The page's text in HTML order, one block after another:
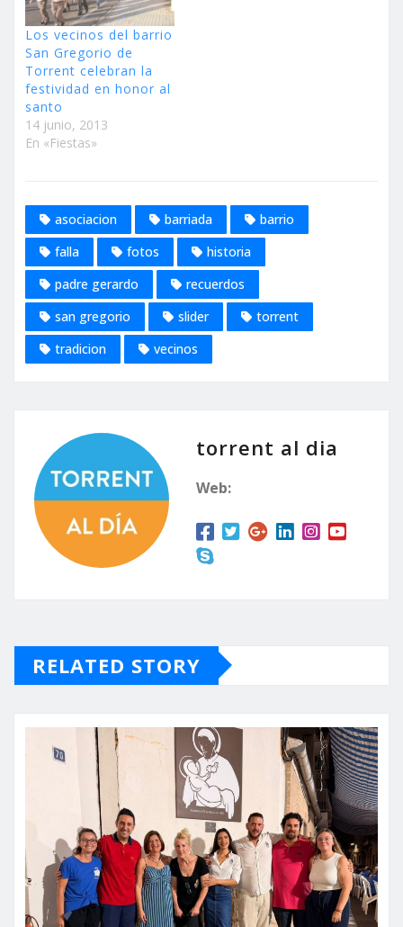
Los vecinos del barrio
San Gregorio de
Torrent celebran la
festividad en honor al
santo
14 junio, 2013
En «Fiestas»
asociacion barriada
barrio
falla
fotos
historia
padre gerardo
recuerdos
san gregorio
slider
torrent
tradicion
vecinos
torrent al dia
Web:
RELATED STORY